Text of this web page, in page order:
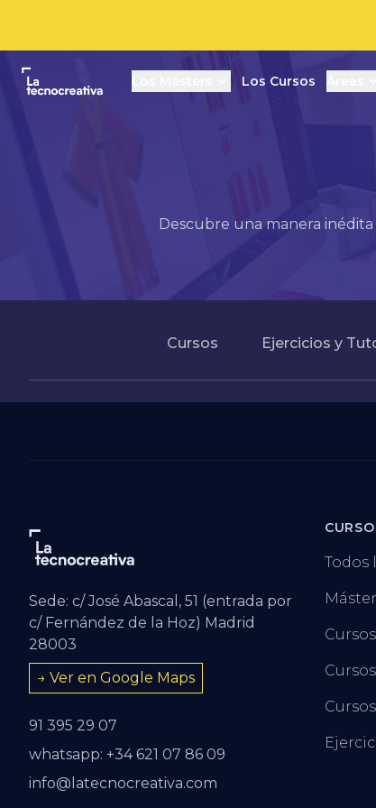
La tecnocreativa Los Cursos
Descubre una manera inédita
Cursos Ejercicios y
Sede: c/ José Abascal, 51 (entrada por
c/ Fernández de la Hoz) Madrid
28003
→ Ver en Google Maps
91 395 29 07
whatsapp: +34 621 07 86 09
info@latecnocreativa.com
Todos
Cursos